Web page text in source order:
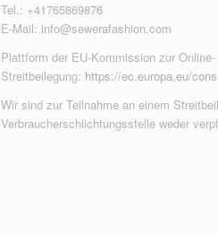
Tel.: +41765869876
E-Mail: info@sewerafashion.com
Plattform der EU-Kommission zur Online-
Streitbeilegung: https://ec.europa.eu/
Wir sind zur Teilnahme an einem
Verbraucherschlichtungsstelle weder